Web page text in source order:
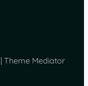
Theme Mediator